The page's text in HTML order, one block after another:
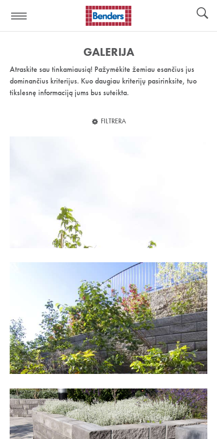
nuoroda:
GALERIJA
Atraskite sau tinkamiausią! Pažymėkite žemiau esančius jus
dominančius kriterijus. Kuo daugiau kriterijų pasirinksite, tuo
tikslesnę informaciją jums bus suteikta.
FILTRERA